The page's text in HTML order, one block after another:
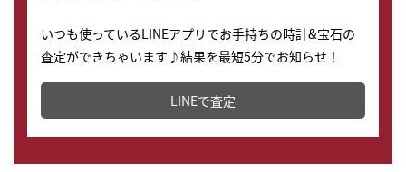
いつも使っているLINEアプリでお手持ちの時計&宝石の
査定ができちゃいます♪結果を最短5分でお知らせ！
どこからでもすぐに査定金額を知ることが出来ます。
LINEで査定